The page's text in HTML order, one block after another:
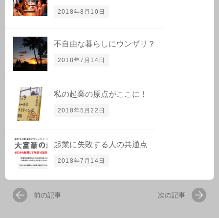
2018年8月10日
不自由な暮らしにウンザリ？
2018年7月14日
私の起業の原点がここに！
2018年5月22日
起業に失敗する人の共通点
2018年7月14日
前の記事 次の記事